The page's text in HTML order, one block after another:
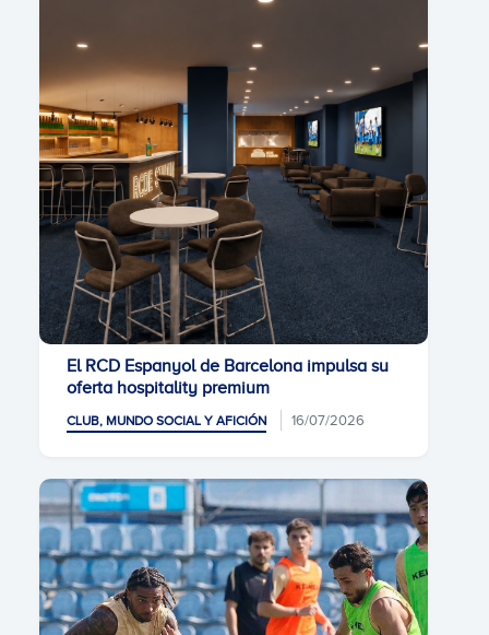
El RCD Espanyol de Barcelona impulsa su
oferta hospitality premium
CLUB, MUNDO SOCIAL Y AFICIÓN 16/07/2026